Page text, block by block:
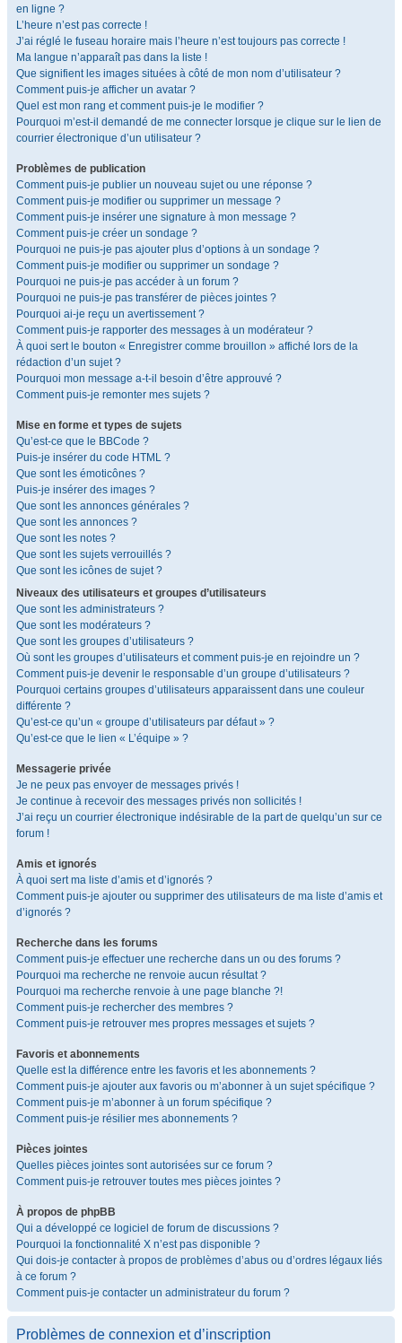
en ligne ?
L’heure n’est pas correcte !
J’ai réglé le fuseau horaire mais l’heure n’est toujours pas correcte !
Ma langue n’apparaît pas dans la liste !
Que signifient les images situées à côté de mon nom d’utilisateur ?
Comment puis-je afficher un avatar ?
Quel est mon rang et comment puis-je le modifier ?
Pourquoi m’est-il demandé de me connecter lorsque je clique sur le lien de
courrier électronique d’un utilisateur ?
Problèmes de publication
Comment puis-je publier un nouveau sujet ou une réponse ?
Comment puis-je modifier ou supprimer un message ?
Comment puis-je insérer une signature à mon message ?
Comment puis-je créer un sondage ?
Pourquoi ne puis-je pas ajouter plus d’options à un sondage ?
Comment puis-je modifier ou supprimer un sondage ?
Pourquoi ne puis-je pas accéder à un forum ?
Pourquoi ne puis-je pas transférer de pièces jointes ?
Pourquoi ai-je reçu un avertissement ?
Comment puis-je rapporter des messages à un modérateur ?
À quoi sert le bouton « Enregistrer comme brouillon » affiché lors de la
rédaction d’un sujet ?
Pourquoi mon message a-t-il besoin d’être approuvé ?
Comment puis-je remonter mes sujets ?
Mise en forme et types de sujets
Qu’est-ce que le BBCode ?
Puis-je insérer du code HTML ?
Que sont les émoticônes ?
Puis-je insérer des images ?
Que sont les annonces générales ?
Que sont les annonces ?
Que sont les notes ?
Que sont les sujets verrouillés ?
Que sont les icônes de sujet ?
Niveaux des utilisateurs et groupes d’utilisateurs
Que sont les administrateurs ?
Que sont les modérateurs ?
Que sont les groupes d’utilisateurs ?
Où sont les groupes d’utilisateurs et comment puis-je en rejoindre un ?
Comment puis-je devenir le responsable d’un groupe d’utilisateurs ?
Pourquoi certains groupes d’utilisateurs apparaissent dans une couleur
différente ?
Qu’est-ce qu’un « groupe d’utilisateurs par défaut » ?
Qu’est-ce que le lien « L’équipe » ?
Messagerie privée
Je ne peux pas envoyer de messages privés !
Je continue à recevoir des messages privés non sollicités !
J’ai reçu un courrier électronique indésirable de la part de quelqu’un sur ce
forum !
Amis et ignorés
À quoi sert ma liste d’amis et d’ignorés ?
Comment puis-je ajouter ou supprimer des utilisateurs de ma liste d’amis et
d’ignorés ?
Recherche dans les forums
Comment puis-je effectuer une recherche dans un ou des forums ?
Pourquoi ma recherche ne renvoie aucun résultat ?
Pourquoi ma recherche renvoie à une page blanche ?!
Comment puis-je rechercher des membres ?
Comment puis-je retrouver mes propres messages et sujets ?
Favoris et abonnements
Quelle est la différence entre les favoris et les abonnements ?
Comment puis-je ajouter aux favoris ou m’abonner à un sujet spécifique ?
Comment puis-je m’abonner à un forum spécifique ?
Comment puis-je résilier mes abonnements ?
Pièces jointes
Quelles pièces jointes sont autorisées sur ce forum ?
Comment puis-je retrouver toutes mes pièces jointes ?
À propos de phpBB
Qui a développé ce logiciel de forum de discussions ?
Pourquoi la fonctionnalité X n’est pas disponible ?
Qui dois-je contacter à propos de problèmes d’abus ou d’ordres légaux liés
à ce forum ?
Comment puis-je contacter un administrateur du forum ?
Problèmes de connexion et d’inscription